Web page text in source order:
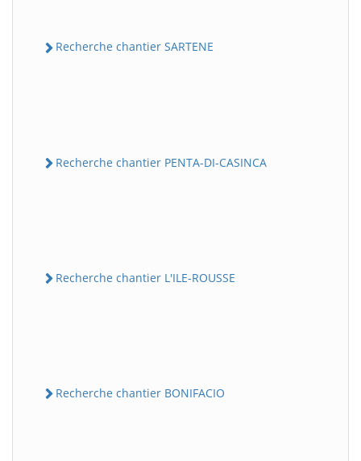
Recherche chantier SARTENE
Recherche chantier PENTA-DI-CASINCA
Recherche chantier L'ILE-ROUSSE
Recherche chantier BONIFACIO